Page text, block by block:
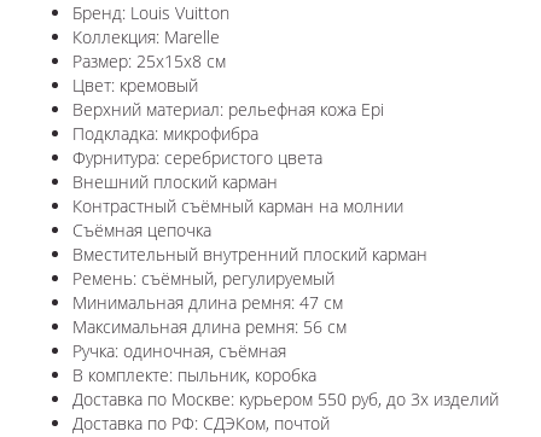
Бренд: Louis Vuitton
Коллекция: Marelle
Размер: 25x15x8 см
Цвет: кремовый
Верхний материал: рельефная кожа Epi
Подкладка: микрофибра
Фурнитура: серебристого цвета
Внешний плоский карман
Контрастный съёмный карман на молнии
Съёмная цепочка
Вместительный внутренний плоский карман
Ремень: съёмный, регулируемый
Минимальная длина ремня: 47 см
Максимальная длина ремня: 56 см
Ручка: одиночная, съёмная
В комплекте: пыльник, коробка
Доставка по Москве: курьером 550 руб, до 3х изделий
Доставка по РФ: СДЭКом, почтой